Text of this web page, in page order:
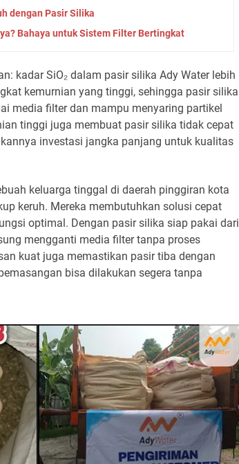
dengan Pasir Silika
Bahaya untuk Sistem Filter Bertingkat
kadar SiO₂ dalam pasir silika Ady Water lebih
kemurnian yang tinggi, sehingga pasir silika
media filter dan mampu menyaring partikel
tinggi juga membuat pasir silika tidak cepat
investasi jangka panjang untuk kualitas
keluarga tinggal di daerah pinggiran kota
keruh. Mereka membutuhkan solusi cepat
optimal. Dengan pasir silika siap pakai dari
mengganti media filter tanpa proses
kuat juga memastikan pasir tiba dengan
bisa dilakukan segera tanpa